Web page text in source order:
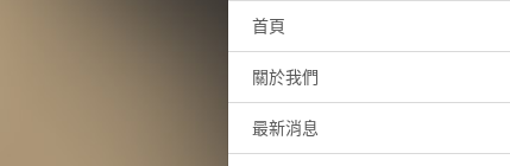
首頁
關於我們
最新消息